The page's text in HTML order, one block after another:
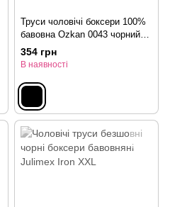
Труси чоловічі боксери 100%
бавовна Ozkan 0043 чорний
XL
354 грн
В наявності